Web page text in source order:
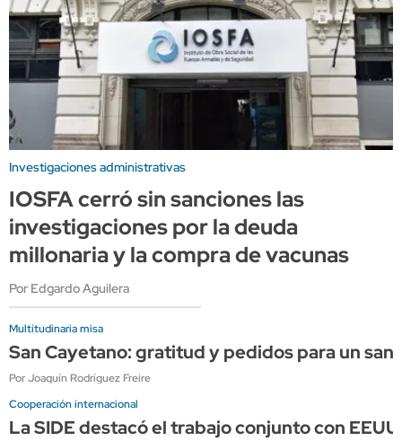
Investigaciones administrativas
IOSFA cerró sin sanciones las
investigaciones por la deuda
millonaria y la compra de vacunas
Por Edgardo Aguilera
Multitudinaria misa
San Cayetano: gratitud y pedidos para un
Por Joaquín Rodríguez Freire
Cooperación internacional
La SIDE destacó el trabajo conjunto con